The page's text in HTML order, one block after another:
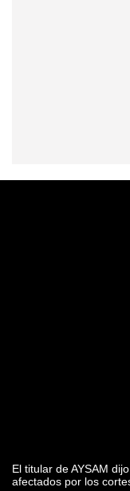
El titular de AYSAM
afectados por los